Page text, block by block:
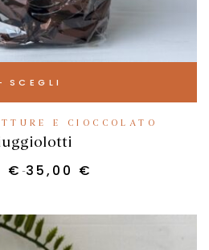
SCEGLI
E CIOCCOLATO
€ -35,00 €